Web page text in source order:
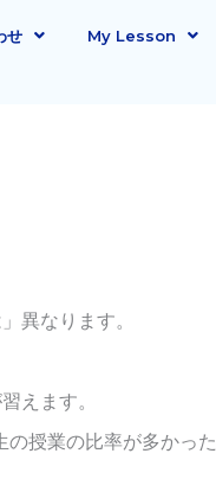
せ My Lesson
異なります。
えます。
授業の比率が多か